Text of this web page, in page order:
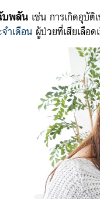
บพลัน เช่น การเกิดอุบัติ
ำเดือน ผู้ป่วยที่เสียเลือ